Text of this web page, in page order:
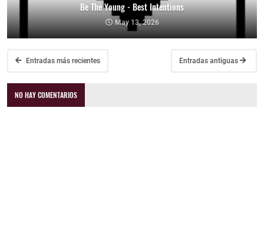
Be The Young - Best Intentions
May 13, 2026
Entradas más recientes Entradas antiguas
NO HAY COMENTARIOS